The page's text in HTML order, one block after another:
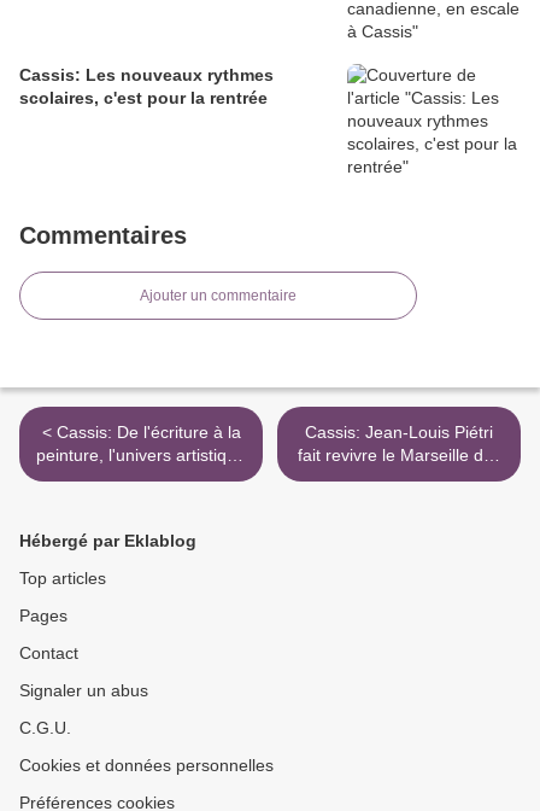
Cassis: Les nouveaux rythmes
scolaires, c'est pour la rentrée
Commentaires
Ajouter un commentaire
< Cassis: De l'écriture à la
peinture, l'univers artistique
de Cléa
Cassis: Jean-Louis Piétri
fait revivre le Marseille des
années 30 >
Hébergé par Eklablog
Top articles
Pages
Contact
Signaler un abus
C.G.U.
Cookies et données personnelles
Préférences cookies